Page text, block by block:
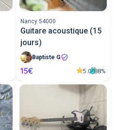
Nancy 54000
Guitare acoustique (15
jours)
Baptiste G
15€ 5.0 88%